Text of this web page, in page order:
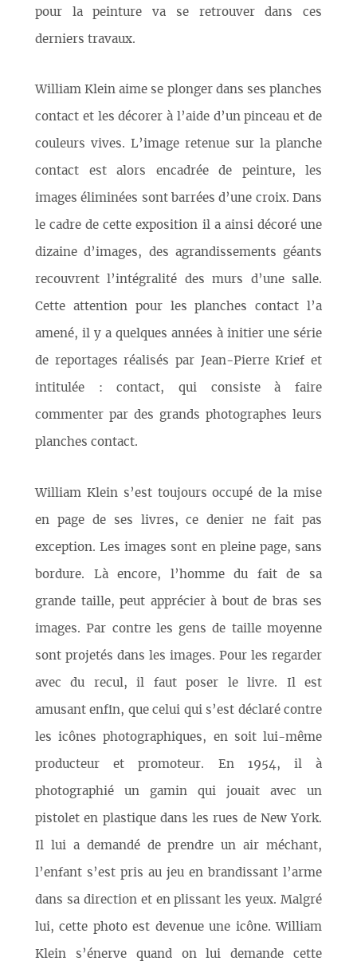
pour la peinture va se retrouver dans ces
derniers travaux.
William Klein aime se plonger dans ses planches
contact et les décorer à l’aide d’un pinceau et de
couleurs vives. L’image retenue sur la planche
contact est alors encadrée de peinture, les
images éliminées sont barrées d’une croix. Dans
le cadre de cette exposition il a ainsi décoré une
dizaine d’images, des agrandissements géants
recouvrent l’intégralité des murs d’une salle.
Cette attention pour les planches contact l’a
amené, il y a quelques années à initier une série
de reportages réalisés par Jean-Pierre Krief et
intitulée : contact, qui consiste à faire
commenter par des grands photographes leurs
planches contact.
William Klein s’est toujours occupé de la mise
en page de ses livres, ce denier ne fait pas
exception. Les images sont en pleine page, sans
bordure. Là encore, l’homme du fait de sa
grande taille, peut apprécier à bout de bras ses
images. Par contre les gens de taille moyenne
sont projetés dans les images. Pour les regarder
avec du recul, il faut poser le livre. Il est
amusant enfin, que celui qui s’est déclaré contre
les icônes photographiques, en soit lui-même
producteur et promoteur. En 1954, il à
photographié un gamin qui jouait avec un
pistolet en plastique dans les rues de New York.
Il lui a demandé de prendre un air méchant,
l’enfant s’est pris au jeu en brandissant l’arme
dans sa direction et en plissant les yeux. Malgré
lui, cette photo est devenue une icône. William
Klein s’énerve quand on lui demande cette